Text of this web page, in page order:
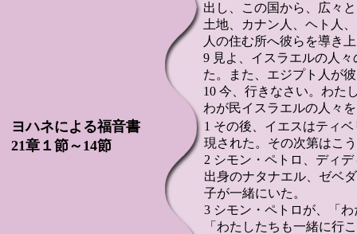
出し、この国から、広々
土地、カナン人、ヘト人
人の住む所へ彼らを導き
9 見よ、イスラエルの人
た。また、エジプト人が
10 今、行きなさい。わた
わが民イスラエルの人々
ヨハネによる福音書
21章１節～14節
1 その後、イエスはティ
現された。その次第はこ
2 シモン・ペトロ、ディ
出身のナタナエル、ゼベ
子が一緒にいた。
3 シモン・ペトロが、「
「わたしたちも一緒に行